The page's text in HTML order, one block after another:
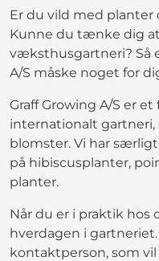
Er du vild med planter
Kunne du tænke dig
væksthusgartneri? Så
A/S måske noget for
Graff Growing A/S er
internationalt
blomster. Vi har
på hibiscusplanter,
planter.
Når du er i praktik hos
hverdagen i
kontaktperson, som